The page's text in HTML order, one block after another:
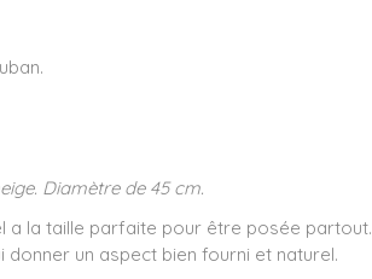
Diamètre de 45 cm.
a la taille parfaite pour être posée partout.
un aspect bien fourni et naturel.